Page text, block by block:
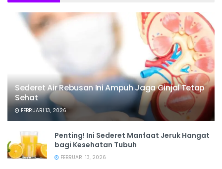
Sederet Air Rebusan Ini Ampuh Jaga Ginjal Tetap
Sehat
FEBRUARI 13, 2026
Penting! Ini Sederet Manfaat Jeruk Hangat
bagi Kesehatan Tubuh
FEBRUARI 13, 2026